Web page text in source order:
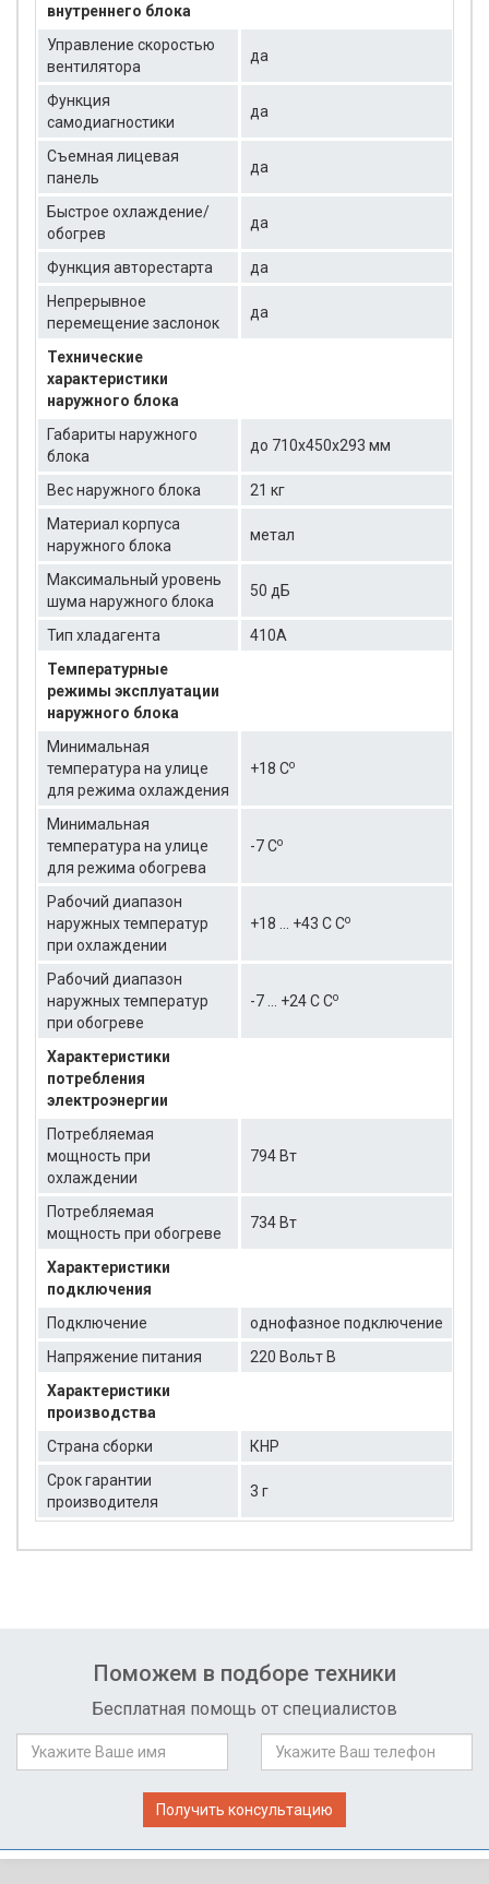
внутреннего блока
Управление скоростью
вентилятора
да
Функция
самодиагностики
да
Съемная лицевая
панель
да
Быстрое охлаждение/
обогрев
да
Функция авторестарта
да
Непрерывное
перемещение заслонок
да
Технические
характеристики
наружного блока
Габариты наружного
блока
до 710x450x293 мм
Вес наружного блока
21 кг
Материал корпуса
наружного блока
метал
Максимальный уровень
шума наружного блока
50 дБ
Тип хладагента
410А
Температурные
режимы эксплуатации
наружного блока
Минимальная
температура на улице
для режима охлаждения
+18 Cо
Минимальная
температура на улице
для режима обогрева
-7 Cо
Рабочий диапазон
наружных температур
при охлаждении
+18 … +43 C Cо
Рабочий диапазон
наружных температур
при обогреве
-7 … +24 C Cо
Характеристики
потребления
электроэнергии
Потребляемая
мощность при
охлаждении
794 Вт
Потребляемая
мощность при обогреве
734 Вт
Характеристики
подключения
Подключение
однофазное подключение
Напряжение питания
220 Вольт В
Характеристики
производства
Страна сборки
КНР
Срок гарантии
производителя
3 г
Поможем в подборе техники
Бесплатная помощь от специалистов
Получить консультацию